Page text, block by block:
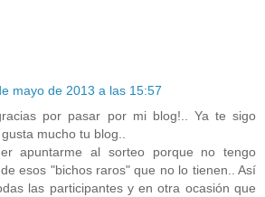
mayo de 2013 a las 15:57
por pasar por mi blog!.. Ya te sigo
mucho tu blog..
apuntarme al sorteo porque no tengo
esos "bichos raros" que no lo tienen.. Así
las participantes y en otra ocasión que